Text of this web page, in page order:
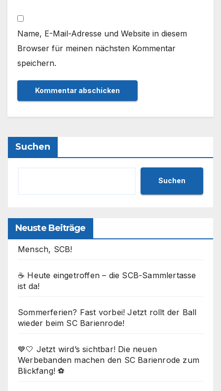
Name, E-Mail-Adresse und Website in diesem
Browser für meinen nächsten Kommentar
speichern.
Suchen
Suchen
Neuste Beiträge
Mensch, SCB!
☕ Heute eingetroffen – die SCB-Sammlertasse
ist da!
Sommerferien? Fast vorbei! Jetzt rollt der Ball
wieder beim SC Barienrode!
💙🤍 Jetzt wird’s sichtbar! Die neuen
Werbebanden machen den SC Barienrode zum
Blickfang! ⚽